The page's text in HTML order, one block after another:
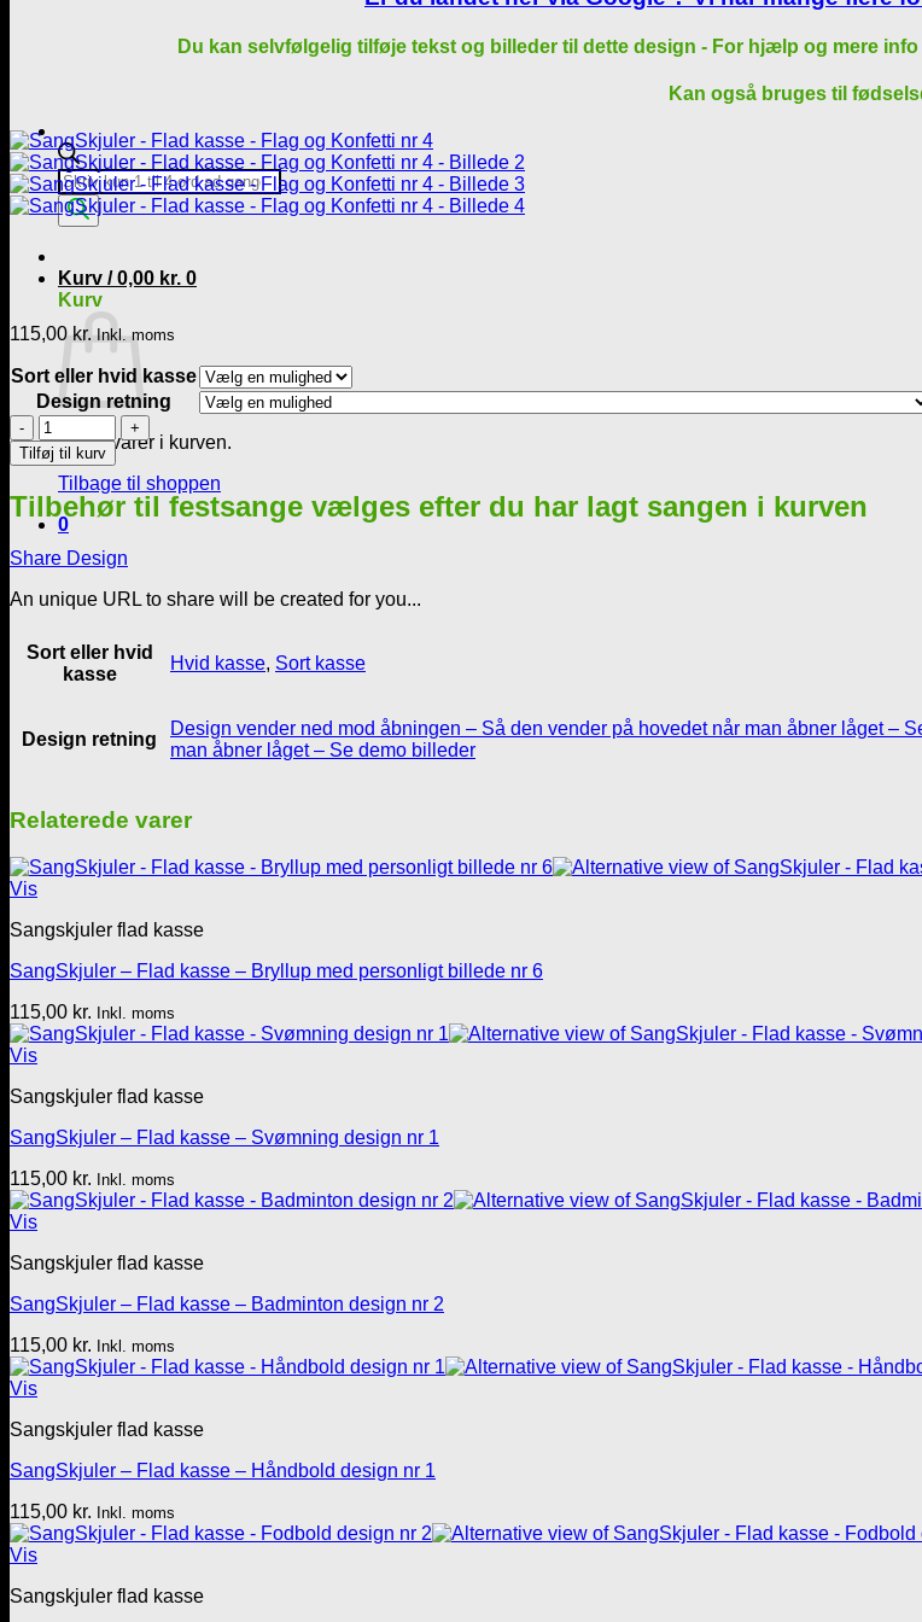
Products
search
Kurv /0,00 kr. 0
Kurv
Ingen varer i kurven.
Tilbage til shoppen
0
Du kan selvfølgelig tilføje tekst og billeder til dette design - For hjælp og mere info
Kan også bruges til
115,00kr. Inkl. moms
Sort eller hvid kasse
Design retning
SangSkjuler
-
Flad
kasse
Flag
og
nr
antal
Tilføj til kurv
Tilbehør til festsange vælges efter du har lagt sangen i kurven
Share Design
An unique URL to share will be created for you...
Sort eller hvid
kasse
Hvid kasse, Sort kasse
Design retning
Design vender ned mod åbningen – Så den vender på hovedet når man åbner låget –
man åbner låget – Se demo billeder
Relaterede varer
Vis
Sangskjuler flad kasse
SangSkjuler – Flad kasse – Bryllup med personligt billede nr 6
115,00 kr. Inkl. moms
Vis
Sangskjuler flad kasse
SangSkjuler – Flad kasse – Svømning design nr 1
115,00 kr. Inkl. moms
Vis
Sangskjuler flad kasse
SangSkjuler – Flad kasse – Badminton design nr 2
115,00 kr. Inkl. moms
Vis
Sangskjuler flad kasse
SangSkjuler – Flad kasse – Håndbold design nr 1
115,00 kr. Inkl. moms
Vis
Sangskjuler flad kasse